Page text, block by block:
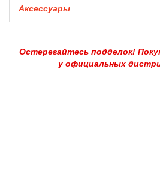
Аксессуары
Остерегайтесь подделок!
у официальных